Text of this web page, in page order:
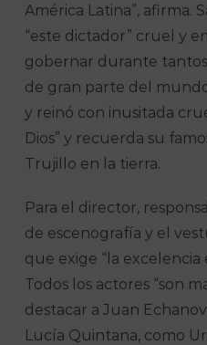
América Latina”, afirma.
“este dictador” cruel y
gobernar durante
de gran parte del
y reinó con inusitada
Dios” y recuerda su
Trujillo en la tierra.
Para el director,
de escenografía y el
que exige “la
Todos los actores “son
destacar a Juan
Lucía Quintana, como